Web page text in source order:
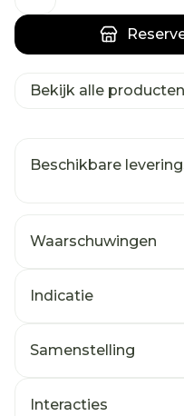
Bekijk alle
Beschikbare
Waarschuwingen
Indicatie
Samenstelling
Interacties